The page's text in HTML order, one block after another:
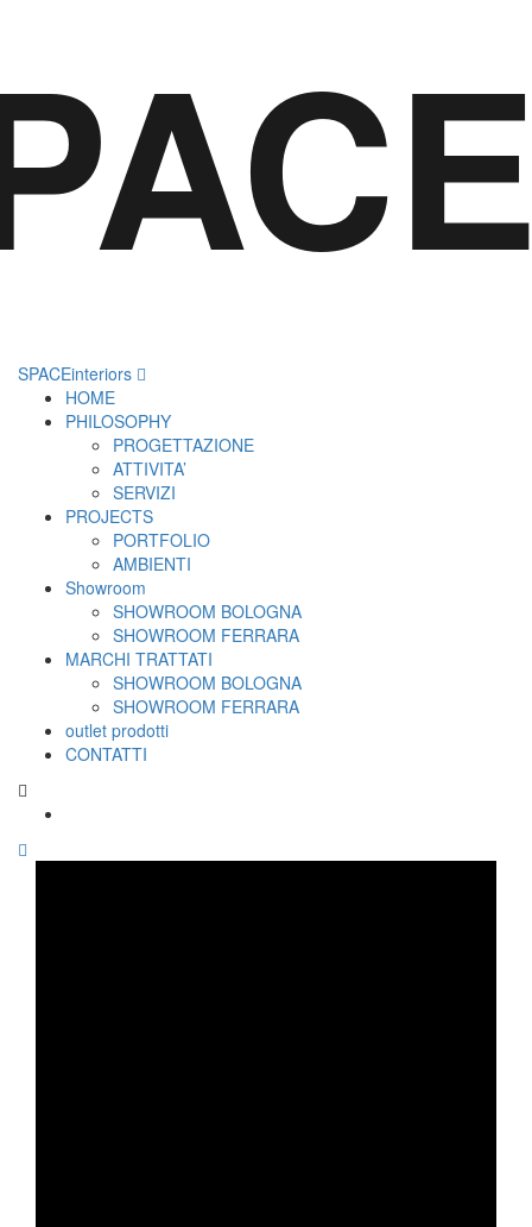
SPACEinteriors
HOME
PHILOSOPHY
PROGETTAZIONE
ATTIVITA’
SERVIZI
PROJECTS
PORTFOLIO
AMBIENTI
Showroom
SHOWROOM BOLOGNA
SHOWROOM FERRARA
MARCHI TRATTATI
SHOWROOM BOLOGNA
SHOWROOM FERRARA
outlet prodotti
CONTATTI